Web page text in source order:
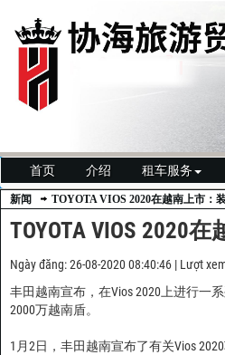
首页 介绍 租车服务
新闻 TOYOTA VIOS 2020在越南上市：
TOYOTA VIOS 2020
Ngày đăng: 26-08-2020 08:40:46 | Lượt
丰田越南宣布，在Vios 2020上进行一
2000万越南盾。
1月2日，丰田越南宣布了有关Vios